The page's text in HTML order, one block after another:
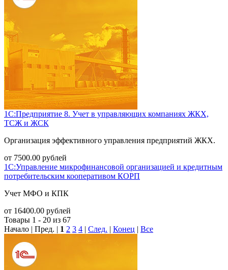
1С:Предприятие 8. Учет в управляющих компаниях ЖКХ,
ТСЖ и ЖСК
Организация эффективного управления предприятий ЖКХ.
от 7500.00 рублей
1С:Управление микрофинансовой организацией и кредитным
потребительским кооперативом КОРП
Учет МФО и КПК
от 16400.00 рублей
Товары 1 - 20 из 67
Начало | Пред. | 1 2 3 4 | След. | Конец | Все